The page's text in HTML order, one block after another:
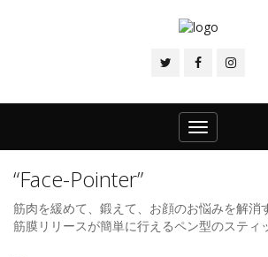
Toggle
navigation
“Face-Pointer”
筋肉を緩めて、鍛えて、お顔のお悩みを解消
筋膜リリースが簡単に行えるペン型のスティ